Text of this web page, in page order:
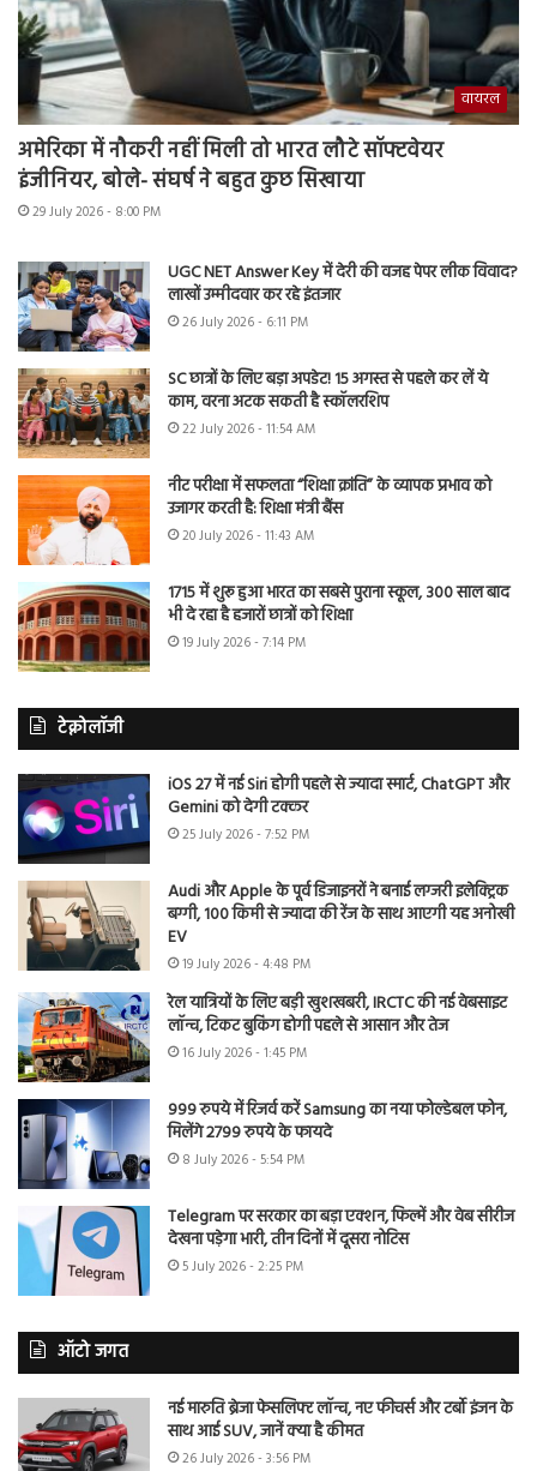
वायरल
अमेरिका में नौकरी नहीं मिली तो भारत लौटे सॉफ्टवेयर
इंजीनियर, बोले- संघर्ष ने बहुत कुछ सिखाया
29 July 2026 - 8:00 PM
UGC NET Answer Key में देरी की वजह पेपर लीक विवाद?
लाखों उम्मीदवार कर रहे इंतजार
26 July 2026 - 6:11 PM
SC छात्रों के लिए बड़ा अपडेट! 15 अगस्त से पहले कर लें ये
काम, वरना अटक सकती है स्कॉलरशिप
22 July 2026 - 11:54 AM
नीट परीक्षा में सफलता “शिक्षा क्रांति” के व्यापक प्रभाव को
उजागर करती है: शिक्षा मंत्री बैंस
20 July 2026 - 11:43 AM
1715 में शुरू हुआ भारत का सबसे पुराना स्कूल, 300 साल बाद
भी दे रहा है हजारों छात्रों को शिक्षा
19 July 2026 - 7:14 PM
टेक्नोलॉजी
iOS 27 में नई Siri होगी पहले से ज्यादा स्मार्ट, ChatGPT और
Gemini को देगी टक्कर
25 July 2026 - 7:52 PM
Audi और Apple के पूर्व डिजाइनरों ने बनाई लग्जरी इलेक्ट्रिक
बग्गी, 100 किमी से ज्यादा की रेंज के साथ आएगी यह अनोखी
EV
19 July 2026 - 4:48 PM
रेल यात्रियों के लिए बड़ी खुशखबरी, IRCTC की नई वेबसाइट
लॉन्च, टिकट बुकिंग होगी पहले से आसान और तेज
16 July 2026 - 1:45 PM
999 रुपये में रिजर्व करें Samsung का नया फोल्डेबल फोन,
मिलेंगे 2799 रुपये के फायदे
8 July 2026 - 5:54 PM
Telegram पर सरकार का बड़ा एक्शन, फिल्में और वेब सीरीज
देखना पड़ेगा भारी, तीन दिनों में दूसरा नोटिस
5 July 2026 - 2:25 PM
ऑटो जगत
नई मारुति ब्रेजा फेसलिफ्ट लॉन्च, नए फीचर्स और टर्बो इंजन के
साथ आई SUV, जानें क्या है कीमत
26 July 2026 - 3:56 PM